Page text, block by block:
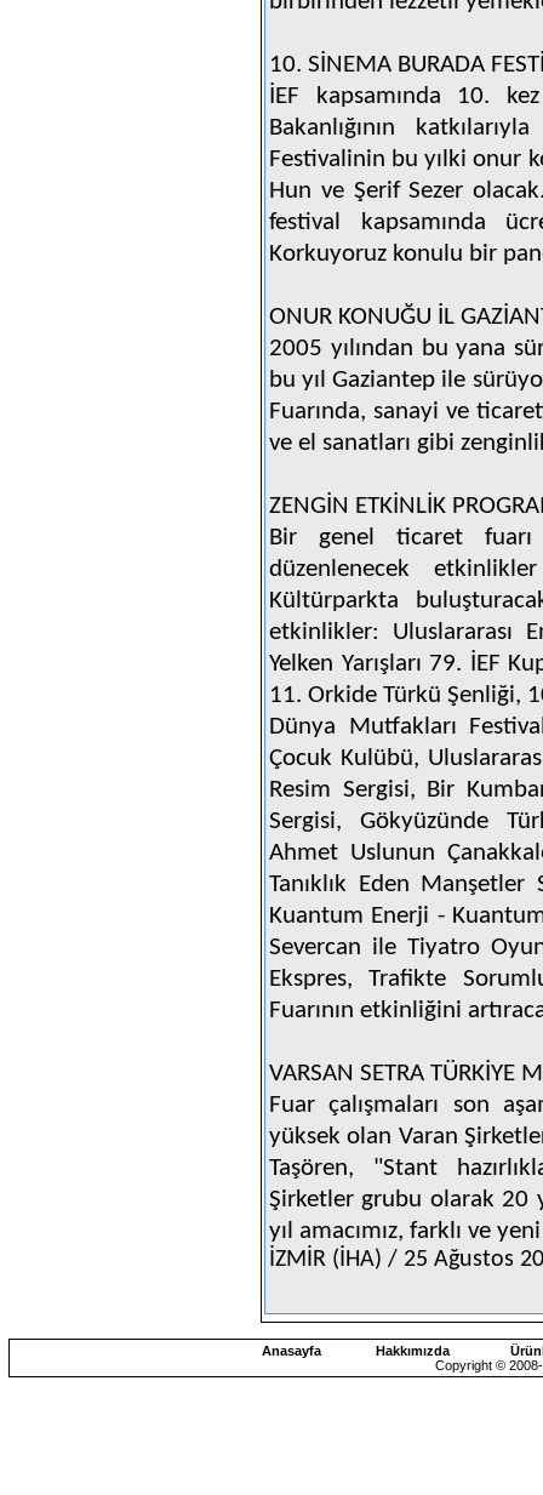
10. SİNEMA BURADA
İEF kapsamında 10.
Bakanlığının
Festivalinin bu yılki onur
Hun ve Şerif Sezer
festival kapsamında
Korkuyoruz konulu bir
ONUR KONUĞU İL
2005 yılından bu yana
bu yıl Gaziantep ile
Fuarında, sanayi ve
ve el sanatları gibi
ZENGİN ETKİNLİK
Bir genel ticaret fuarı
düzenlenecek
Kültürparkta
etkinlikler: Uluslararası
Yelken Yarışları 79. İEF
11. Orkide Türkü Şenliği,
Dünya Mutfakları
Çocuk Kulübü,
Resim Sergisi, Bir
Sergisi, Gökyüzünde
Ahmet Uslunun
Tanıklık Eden
Kuantum Enerji -
Severcan ile Tiyatro
Ekspres, Trafikte
Fuarının etkinliğini
VARSAN SETRA TÜRKİYE
Fuar çalışmaları son
yüksek olan Varan
Taşören, "Stant
Şirketler grubu olarak 20
yıl amacımız, farklı ve
İZMİR (İHA) / 25 Ağustos
Anasayfa Hakkımızda
Copyright ©